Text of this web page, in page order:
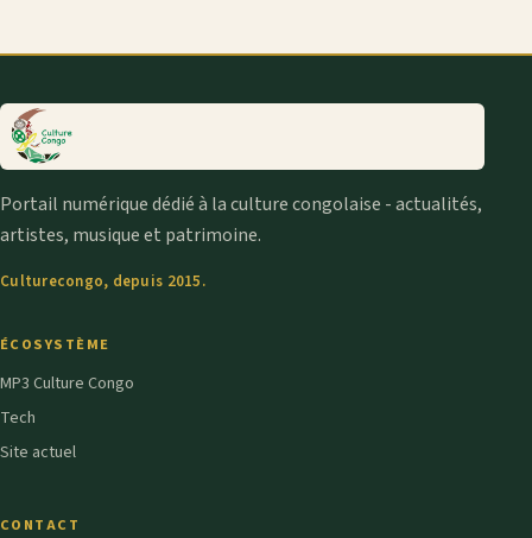
Portail numérique dédié à la culture congolaise - actualités,
artistes, musique et patrimoine.
Culturecongo, depuis 2015.
ÉCOSYSTÈME
MP3 Culture Congo
Tech
Site actuel
CONTACT